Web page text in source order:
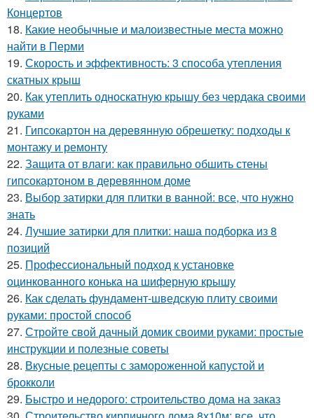
Концертов
18. Какие необычные и малоизвестные места можно
найти в Перми
19. Скорость и эффективность: 3 способа утепления
скатных крыш
20. Как утеплить односкатную крышу без чердака своими
руками
21. Гипсокартон на деревянную обрешетку: подходы к
монтажу и ремонту
22. Защита от влаги: как правильно обшить стены
гипсокартоном в деревянном доме
23. Выбор затирки для плитки в ванной: все, что нужно
знать
24. Лучшие затирки для плитки: наша подборка из 8
позиций
25. Профессиональный подход к установке
оцинкованного конька на шиферную крышу
26. Как сделать фундамент-шведскую плиту своими
руками: простой способ
27. Стройте свой дачный домик своими руками: простые
инструкции и полезные советы
28. Вкусные рецепты с замороженной капустой и
брокколи
29. Быстро и недорого: строительство дома на заказ